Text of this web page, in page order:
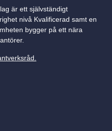
är ett självständigt
nivå Kvalificerad samt en
bygger på ett nära